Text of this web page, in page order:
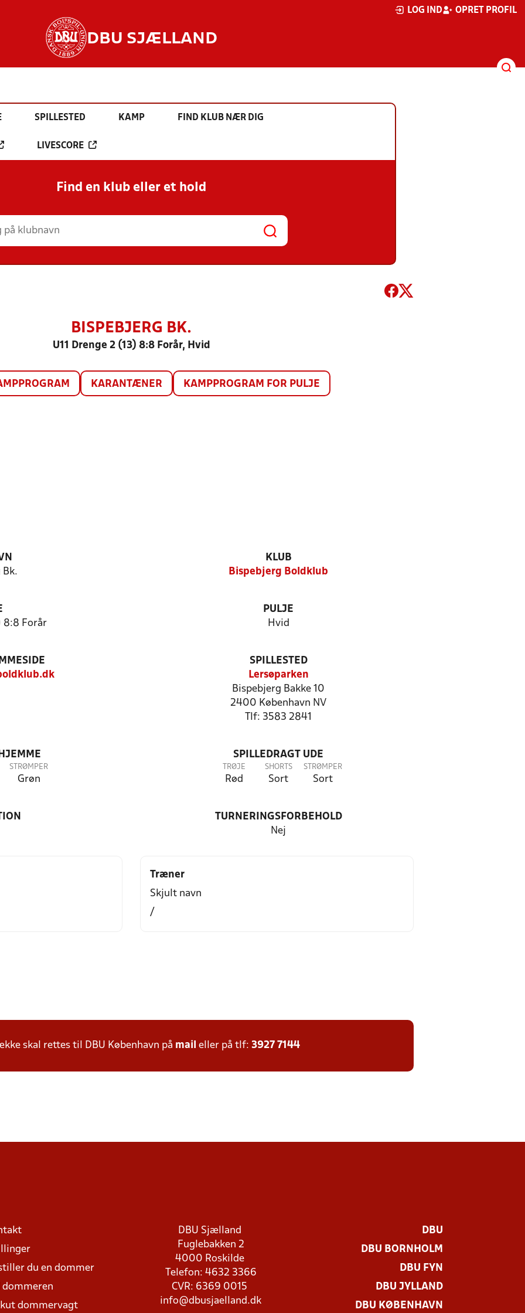
LOG IND OPRET PROFIL
DBU SJÆLLAND
SPILLESTED KAMP FIND KLUB NÆR DIG
LIVESCORE
Find en klub eller et hold
BISPEBJERG BK.
U11 Drenge 2 (13) 8:8 Forår, Hvid
KARANTÆNER KAMPPROGRAM FOR PULJE
Bk.
KLUB
Bispebjerg Boldklub
8:8 Forår
PULJE
Hvid
SPILLESTED
Lersøparken
Bispebjerg Bakke 10
2400 København NV
Tlf: 3583 2841
STRØMPER
Grøn
SPILLEDRAGT UDE
TRØJE
Rød
SHORTS
Sort
STRØMPER
Sort
TURNERINGSFORBEHOLD
Nej
Træner
Skjult navn
/
skal rettes til DBU København på mail eller på tlf: 3927 7144
du en dommer
dommeren
dommervagt
DBU Sjælland
Fuglebakken 2
4000 Roskilde
Telefon: 4632 3366
CVR: 6369 0015
info@dbusjaelland.dk
DBU
DBU BORNHOLM
DBU FYN
DBU JYLLAND
DBU KØBENHAVN